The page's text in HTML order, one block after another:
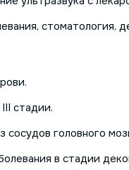
стоматология,
стадии.
головного
в стадии